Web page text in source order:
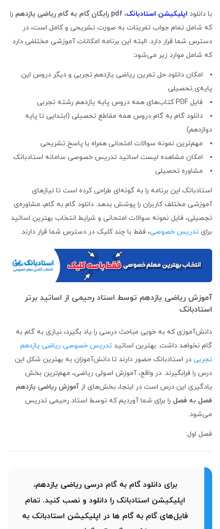
با دانلود اپلیکیشن استادبانک، pdf رایگان گام به گام ریاضی یازدهم
را
که شامل تمام جواب‌ تمرینات به صورت تشریحی و کامل است، در
دسترس شما قرار دارد. البته این برنامه‌ امکانات آموزشی مختلفی دارد
که شامل موارد زیر می‌شود:
امکان دانلود حل تمرین ریاضی یازدهم تجربی و دیگر دروس این
پایه‌ی تحصیلی
فایل PDF کتاب‌های همه دروس پایه یازدهم رشته‌ تجربی
دانلود گام به گام دروس همه مقاطع تحصیلی (ابتدایی تا پایه
دوازدهم)
مهم‌ترین نمونه سوالات امتحانی همراه با پاسخ تشریحی
امکان مشاهده لیست اساتید تدریس خصوصی سامانه استادبانک
مشاوره تحصیلی
استادبانک این برنامه را به گونه‌ای طراحی کرده است تا نیازهای
آموزشی مختلف کاربران را پوشش بدهد. دانلود گام به گام، مشاوره‌ی
تجصیلی، فایل نمونه سوالات امتحانی و شرایط انتخاب بهترین اساتید
برای تدریس خصوصی، فقط با چند کلیک در دسترس شما قرار دارند.
آموزش ریاضی یازدهم توسط استاد رحیمی از اساتید برتر
استادبانک
دانش‌آموزی که به خوبی مباحث درسی را یاد بگیرد، نیازی به گام به
گام نخواهد داشت. بهترین اساتید تدریس خصوصی ریاضی یازدهم
تجربی در استادبانک حضور دارند تا دانش‌آموزان به بهترین شکل این
درس را فرابگیرند. در واقع، آموزش اصولی ریاضی، مهم‌ترین بخش
یادگیری این درس است در اینجا، بخش‌های از آموزش ریاضی یازدهم
فصل به فصل را برای شما آوردیم که توسط استاد رحیمی تدریس
می‌شود.
فصل اول:
برای دانلود گام به گام درسی ریاضی یازدهم،
اپلیکیشن استادبانک را دانلود و نصب کنید. تمام
فایل‌های گام به گام ها در اپلیکیشن استادبانک به